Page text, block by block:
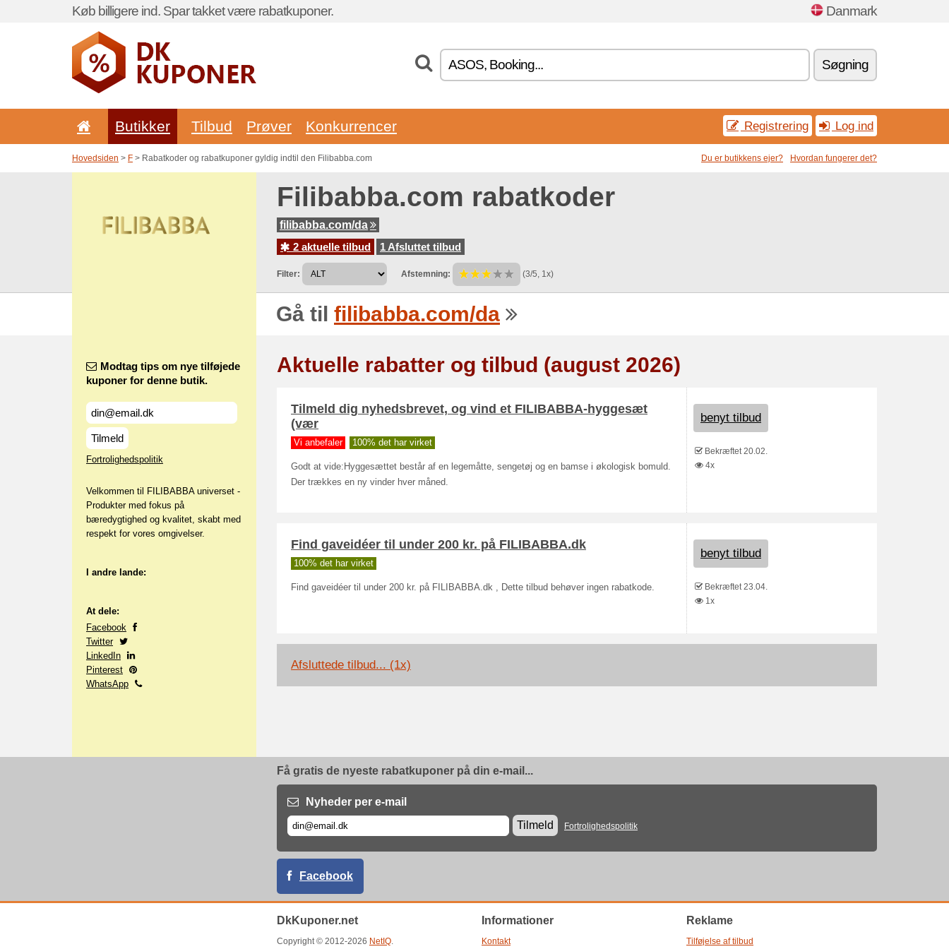
Køb billigere ind. Spar takket være rabatkuponer. Danmark
Søgning
Butikker Tilbud Prøver Konkurrencer Registrering Log ind
Hovedsiden > F > Rabatkoder og rabatkuponer gyldig indtil den Filibabba.com Du er butikkens ejer? Hvordan fungerer det?
Filibabba.com rabatkoder
filibabba.com/da
2 aktuelle tilbud
1 Afsluttet tilbud
Filter: Afstemning: (3/5, 1x)
Gå til filibabba.com/da
Modtag tips om nye tilføjede
kuponer for denne butik.
Tilmeld
Fortrolighedspolitik
Velkommen til FILIBABBA universet -
Produkter med fokus på
bæredygtighed og kvalitet, skabt med
respekt for vores omgivelser.
I andre lande:
At dele:
Facebook
Twitter
LinkedIn
Pinterest
WhatsApp
Aktuelle rabatter og tilbud (august 2026)
Tilmeld dig nyhedsbrevet, og vind et FILIBABBA-hyggesæt
(vær
Vi anbefaler 100% det har virket
Godt at vide:Hyggesættet består af en legemåtte, sengetøj og en bamse i økologisk bomuld.
Der trækkes en ny vinder hver måned.
benyt tilbud
Bekræftet 20.02.
4x
Find gaveidéer til under 200 kr. på FILIBABBA.dk
100% det har virket
Find gaveidéer til under 200 kr. på FILIBABBA.dk , Dette tilbud behøver ingen rabatkode.
benyt tilbud
Bekræftet 23.04.
1x
Afsluttede tilbud... (1x)
Få gratis de nyeste rabatkuponer på din e-mail...
Nyheder per e-mail
Tilmeld
Fortrolighedspolitik
Facebook
DkKuponer.net
Copyright © 2012-2026 NetIQ.
Informationer
Kontakt
Reklame
Tilføjelse af tilbud